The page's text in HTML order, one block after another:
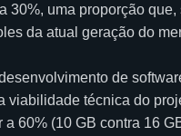
30%, uma proporção
da atual geração do
de
viabilidade técnica do
60% (10 GB contra 16